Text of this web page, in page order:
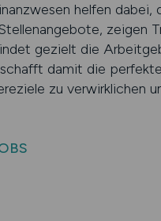
helfen
zeigen
gezielt die
damit die
zu verwirklichen